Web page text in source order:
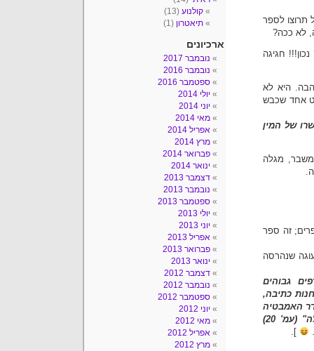
תרוצו לספר
לא ככה?
חגיגה
היא לא
אחד שכבש
של המין
מגלה
זה ספר
שנהרסה
גבוהים
כתיבה,
האמבטיה
(עמ' 20)
].
קולנוע (13)
תיאטרון (1)
ארכיונים
נובמבר 2017
נובמבר 2016
ספטמבר 2016
יולי 2014
יוני 2014
מאי 2014
אפריל 2014
מרץ 2014
פברואר 2014
ינואר 2014
דצמבר 2013
נובמבר 2013
ספטמבר 2013
יולי 2013
יוני 2013
אפריל 2013
פברואר 2013
ינואר 2013
דצמבר 2012
נובמבר 2012
ספטמבר 2012
יוני 2012
מאי 2012
אפריל 2012
מרץ 2012